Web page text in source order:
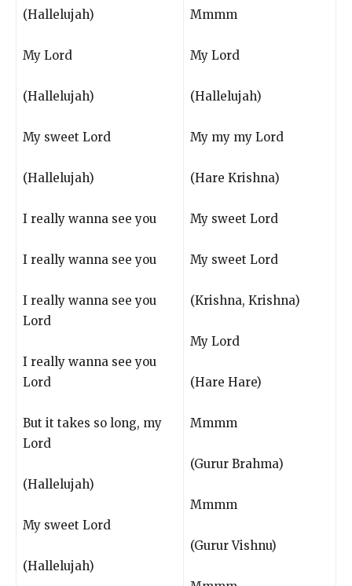
(Hallelujah)
My Lord
(Hallelujah)
My sweet Lord
(Hallelujah)
I really wanna see you
I really wanna see you
I really wanna see you
Lord
I really wanna see you
Lord
But it takes so long, my
Lord
(Hallelujah)
My sweet Lord
(Hallelujah)
Mmmm
My Lord
(Hallelujah)
My my my Lord
(Hare Krishna)
My sweet Lord
My sweet Lord
(Krishna, Krishna)
My Lord
(Hare Hare)
Mmmm
(Gurur Brahma)
Mmmm
(Gurur Vishnu)